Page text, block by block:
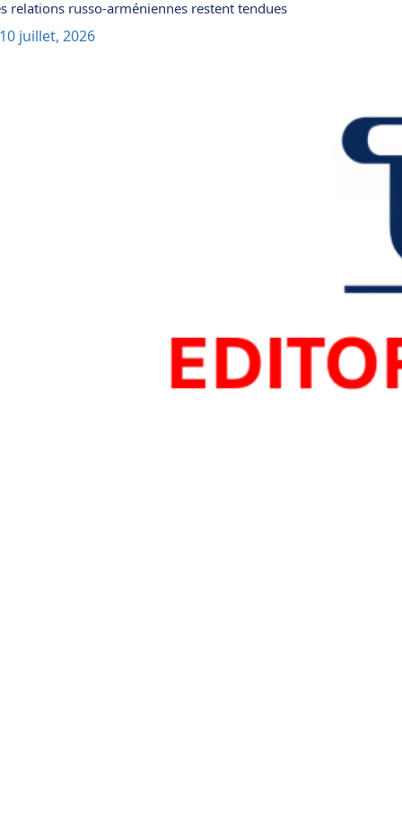
relations russo-arméniennes restent tendues
10 juillet, 2026